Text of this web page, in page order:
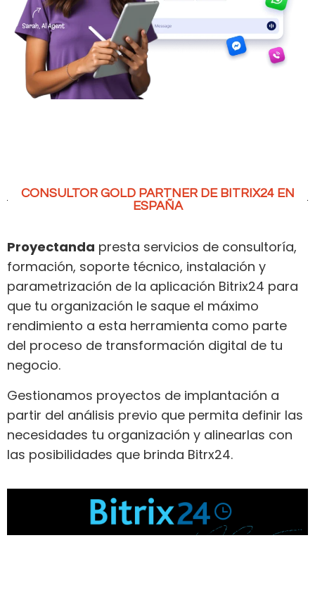
CONSULTOR GOLD PARTNER DE BITRIX24 EN
ESPAÑA
Proyectanda presta servicios de consultoría,
formación, soporte técnico, instalación y
parametrización de la aplicación Bitrix24 para
que tu organización le saque el máximo
rendimiento a esta herramienta como parte
del proceso de transformación digital de tu
negocio.
Gestionamos proyectos de implantación a
partir del análisis previo que permita definir las
necesidades tu organización y alinearlas con
las posibilidades que brinda Bitrx24.